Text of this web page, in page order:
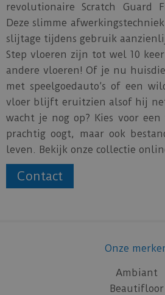
revolutionaire Scratch Guard
Deze slimme
slijtage tijdens gebruik
Step vloeren zijn tot wel 10
andere vloeren! Of je nu
met speelgoedauto’s of een
vloer blijft eruitzien alsof hij
wacht je nog op? Kies voor
prachtig oogt, maar ook
leven. Bekijk onze collectie
Contact
Onze
Ambiant
Beautifloor